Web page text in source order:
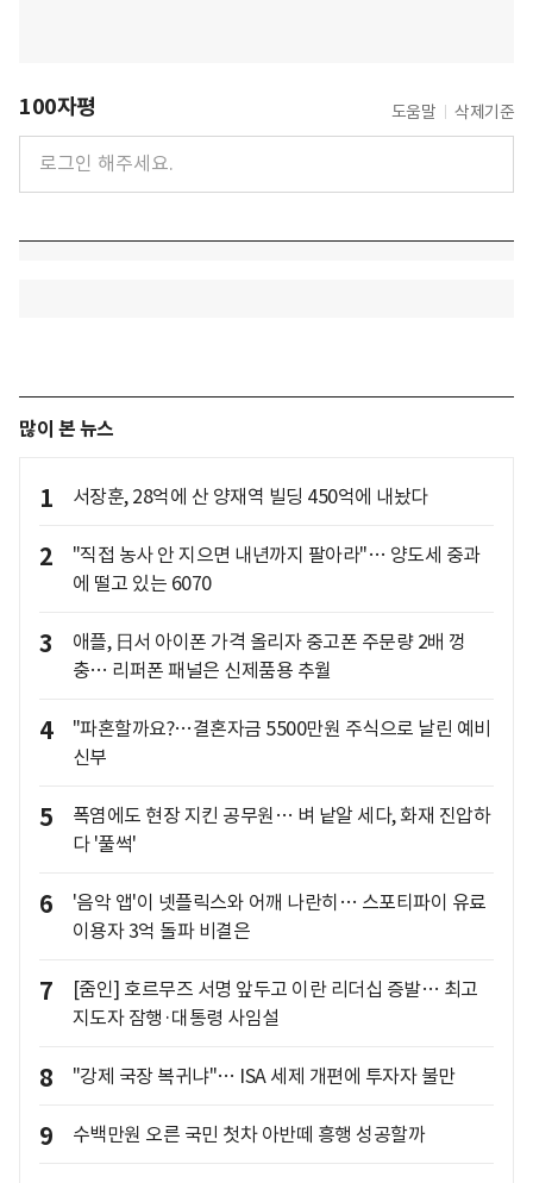
100자평 도움말 삭제기준
많이 본 뉴스
1 서장훈, 28억에 산 양재역 빌딩 450억에 내놨다
2
"직접 농사 안 지으면 내년까지 팔아라"… 양도세 중과
에 떨고 있는 6070
3
애플, 日서 아이폰 가격 올리자 중고폰 주문량 2배 껑
충… 리퍼폰 패널은 신제품용 추월
4
"파혼할까요?…결혼자금 5500만원 주식으로 날린 예비
신부
5
폭염에도 현장 지킨 공무원… 벼 낱알 세다, 화재 진압하
다 '풀썩'
6
'음악 앱'이 넷플릭스와 어깨 나란히… 스포티파이 유료
이용자 3억 돌파 비결은
7
[줌인] 호르무즈 서명 앞두고 이란 리더십 증발… 최고
지도자 잠행·대통령 사임설
8 "강제 국장 복귀냐"… ISA 세제 개편에 투자자 불만
9 수백만원 오른 국민 첫차 아반떼 흥행 성공할까